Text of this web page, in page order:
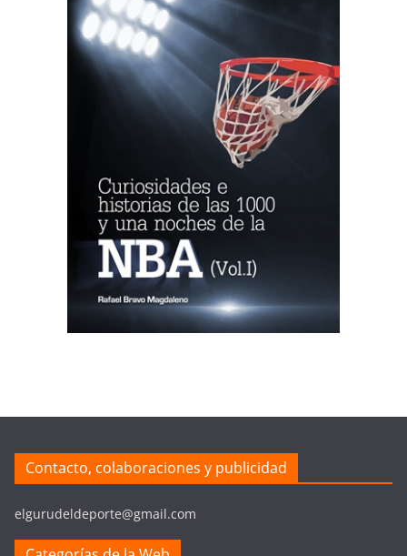
Contacto, colaboraciones y publicidad
elgurudeldeporte@gmail.com